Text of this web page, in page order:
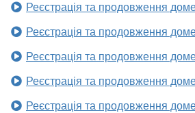
Реєстрація та продовження
Реєстрація та продовження
Реєстрація та продовження
Реєстрація та продовження
Реєстрація та продовження